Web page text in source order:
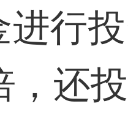
进行
，还